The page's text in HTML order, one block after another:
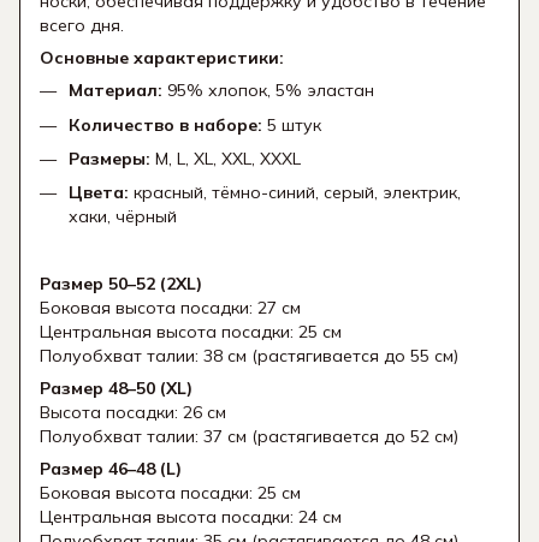
всего дня.
Основные характеристики:
Материал: 95% хлопок, 5% эластан
Количество в наборе: 5 штук
Размеры: M, L, XL, XXL, XXXL
Цвета: красный, тёмно-синий, серый, электрик,
хаки, чёрный
Размер 50–52 (2XL)
Боковая высота посадки: 27 см
Центральная высота посадки: 25 см
Полуобхват талии: 38 см (растягивается до 55 см)
Размер 48–50 (XL)
Высота посадки: 26 см
Полуобхват талии: 37 см (растягивается до 52 см)
Размер 46–48 (L)
Боковая высота посадки: 25 см
Центральная высота посадки: 24 см